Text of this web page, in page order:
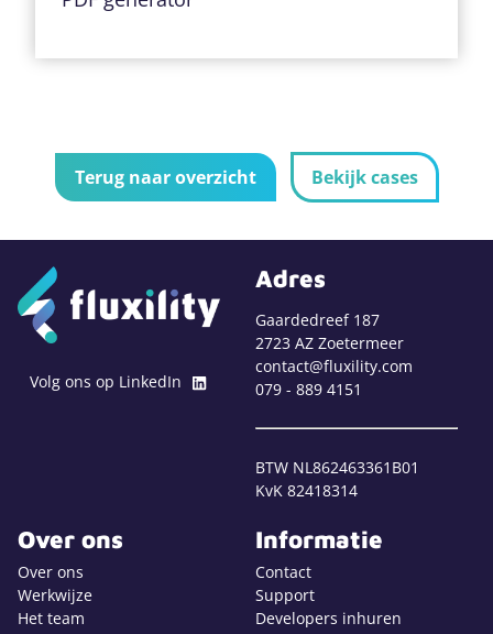
Terug naar overzicht Bekijk cases
Volg ons op LinkedIn
Adres
Gaardedreef 187
2723 AZ Zoetermeer
contact@fluxility.com
079 - 889 4151
BTW NL862463361B01
KvK 82418314
Over ons
Over ons
Werkwijze
Het team
Informatie
Contact
Support
Developers inhuren